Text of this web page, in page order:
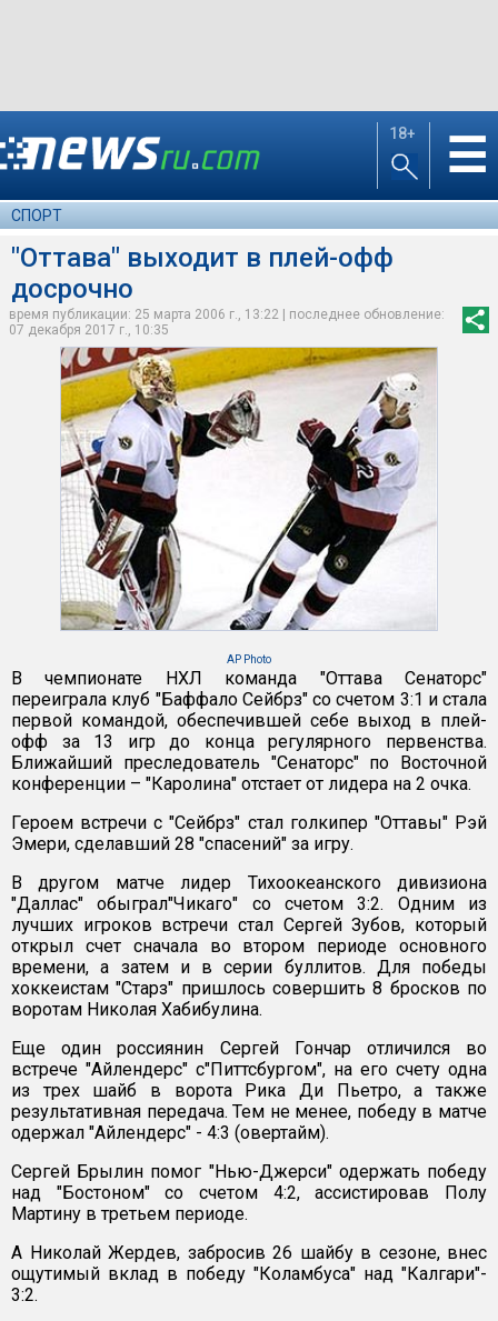
18+ ☰
СПОРТ
"Оттава" выходит в плей-офф
досрочно
время публикации: 25 марта 2006 г., 13:22 | последнее обновление:
07 декабря 2017 г., 10:35
AP Photo
В чемпионате НХЛ команда "Оттава Сенаторс"
переиграла клуб "Баффало Сейбрз" со счетом 3:1 и стала
первой командой, обеспечившей себе выход в плей-
офф за 13 игр до конца регулярного первенства.
Ближайший преследователь "Сенаторс" по Восточной
конференции – "Каролина" отстает от лидера на 2 очка.
Героем встречи с "Сейбрз" стал голкипер "Оттавы" Рэй
Эмери, сделавший 28 "спасений" за игру.
В другом матче лидер Тихоокеанского дивизиона
"Даллас" обыграл"Чикаго" со счетом 3:2. Одним из
лучших игроков встречи стал Сергей Зубов, который
открыл счет сначала во втором периоде основного
времени, а затем и в серии буллитов. Для победы
хоккеистам "Старз" пришлось совершить 8 бросков по
воротам Николая Хабибулина.
Еще один россиянин Сергей Гончар отличился во
встрече "Айлендерс" с"Питтсбургом", на его счету одна
из трех шайб в ворота Рика Ди Пьетро, а также
результативная передача. Тем не менее, победу в матче
одержал "Айлендерс" - 4:3 (овертайм).
Сергей Брылин помог "Нью-Джерси" одержать победу
над "Бостоном" со счетом 4:2, ассистировав Полу
Мартину в третьем периоде.
А Николай Жердев, забросив 26 шайбу в сезоне, внес
ощутимый вклад в победу "Коламбуса" над "Калгари"-
3:2.